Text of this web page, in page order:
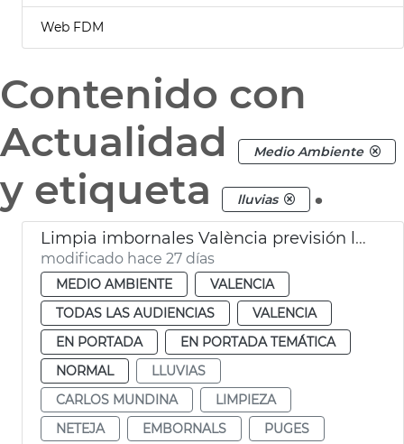
Web FDM
Contenido con
Actualidad
Medio Ambiente
y etiqueta lluvias .
Limpia imbornales València previsión lluvias verano
modificado hace 27 días
MEDIO AMBIENTE
VALENCIA
TODAS LAS AUDIENCIAS
VALENCIA
EN PORTADA
EN PORTADA TEMÁTICA
NORMAL
LLUVIAS
CARLOS MUNDINA
LIMPIEZA
NETEJA
EMBORNALS
PUGES